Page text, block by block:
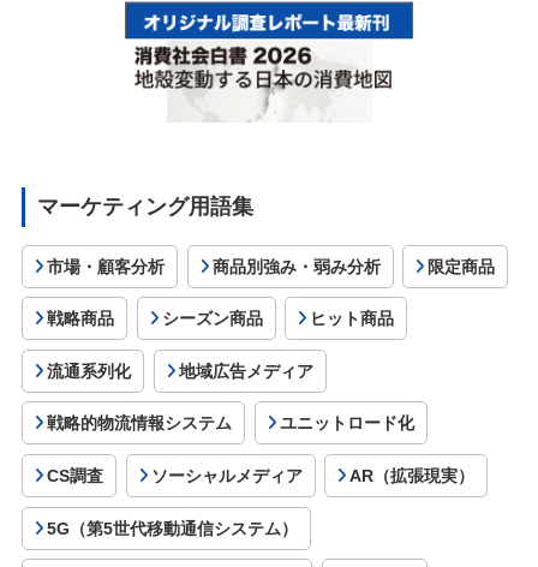
マーケティング用語集
市場・顧客分析 商品別強み・弱み分析 限定商品
戦略商品 シーズン商品 ヒット商品
流通系列化 地域広告メディア
戦略的物流情報システム ユニットロード化
CS調査 ソーシャルメディア AR（拡張現実）
5G（第5世代移動通信システム）